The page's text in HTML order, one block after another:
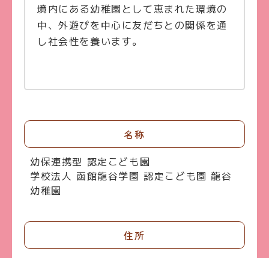
境内にある幼稚園として恵まれた環境の
中、外遊びを中心に友だちとの関係を通
し社会性を養います。
名称
幼保連携型 認定こども園
学校法人 函館龍谷学園 認定こども園 龍谷
幼稚園
住所